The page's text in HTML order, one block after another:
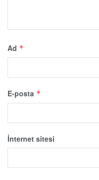
Ad *
E-posta *
İnternet sitesi